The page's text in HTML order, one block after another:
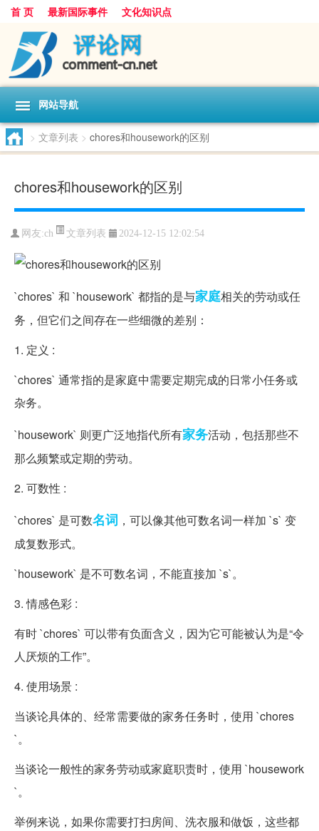
首 页 最新国际事件 文化知识点
网站导航
> 文章列表 > chores和housework的区别
chores和housework的区别
网友:ch 文章列表 2024-12-15 12:02:54
`chores` 和 `housework` 都指的是与家庭相关的劳动或任
务，但它们之间存在一些细微的差别：
1. 定义 :
`chores` 通常指的是家庭中需要定期完成的日常小任务或
杂务。
`housework` 则更广泛地指代所有家务活动，包括那些不
那么频繁或定期的劳动。
2. 可数性 :
`chores` 是可数名词 ，可以像其他可数名词一样加 `s` 变
成复数形式。
`housework` 是不可数名词，不能直接加 `s`。
3. 情感色彩 :
有时 `chores` 可以带有负面含义，因为它可能被认为是“令
人厌烦的工作”。
4. 使用场景 :
当谈论具体的、经常需要做的家务任务时，使用 `chores
`。
当谈论一般性的家务劳动或家庭职责时，使用 `housework
`。
举例来说，如果你需要打扫房间、洗衣服和做饭，这些都